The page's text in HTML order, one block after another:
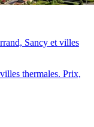
Sancy et villes
thermales. Prix,